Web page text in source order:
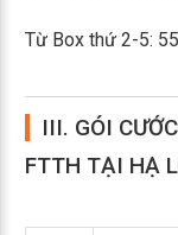
Từ Box thứ 2-5:
III. GÓI
FTTH TẠI HẠ